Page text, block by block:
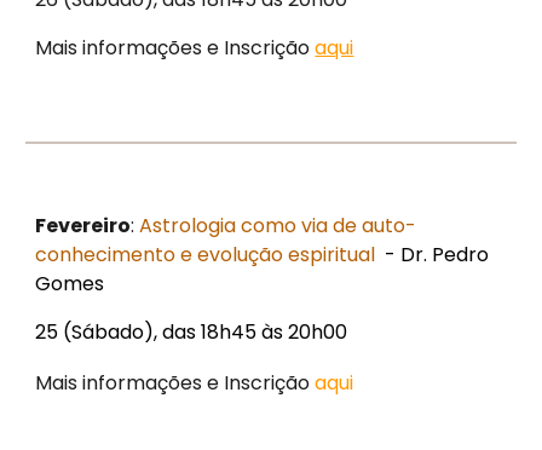
Mais informações e Inscriçãoaqui
Fevereiro: Astrologia como via de auto-
conhecimento e evolução espiritual - Dr. Pedro
Gomes
25 (Sábado), das 18h45 às 20h00
Mais informações e Inscriçãoaqui